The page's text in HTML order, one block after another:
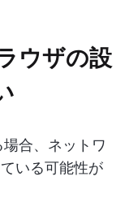
ウザの設
合、ネットワ
いる可能性が